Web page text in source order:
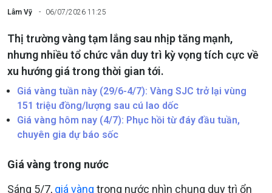
Lâm Vỹ 06/07/2026 11:25
Thị trường vàng tạm lắng sau nhịp tăng mạnh,
nhưng nhiều tổ chức vẫn duy trì kỳ vọng tích cực về
xu hướng giá trong thời gian tới.
Giá vàng tuần này (29/6-4/7): Vàng SJC trở lại vùng
151 triệu đồng/lượng sau cú lao dốc
Giá vàng hôm nay (4/7): Phục hồi từ đáy đầu tuần,
chuyên gia dự báo sốc
Giá vàng trong nước
Sáng 5/7, giá vàng trong nước nhìn chung duy trì ổn